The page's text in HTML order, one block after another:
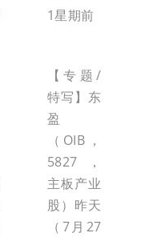
1星期前
【专题/
特写】东
盈
（OIB，
5827，
主板产业
股）昨天
（7月27